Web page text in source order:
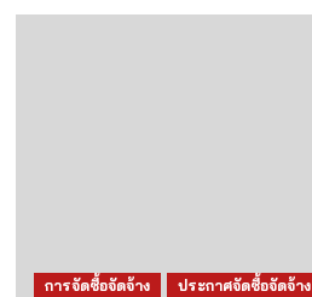
การจัดซื้อจัดจ้าง ประกาศจัดซื้อจัดจ้าง